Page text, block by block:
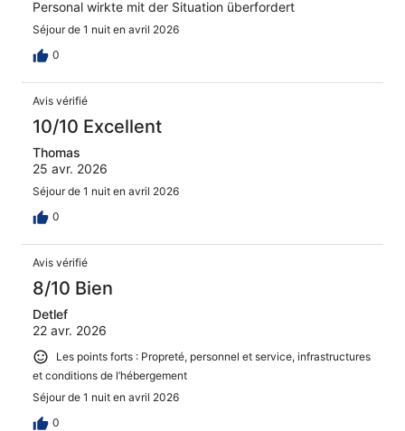
Personal wirkte mit der Situation überfordert
Séjour de 1 nuit en avril 2026
0
Avis vérifié
10/10 Excellent
Thomas
25 avr. 2026
Séjour de 1 nuit en avril 2026
0
Avis vérifié
8/10 Bien
Detlef
22 avr. 2026
Les points forts : Propreté, personnel et service, infrastructures
et conditions de l’hébergement
Séjour de 1 nuit en avril 2026
0